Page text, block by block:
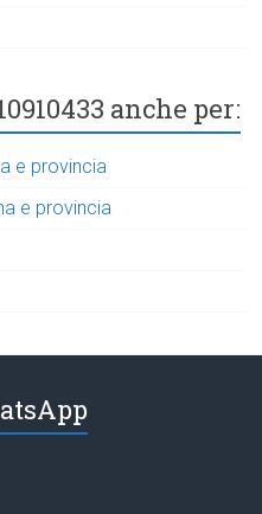
anche per:
e provincia
e provincia